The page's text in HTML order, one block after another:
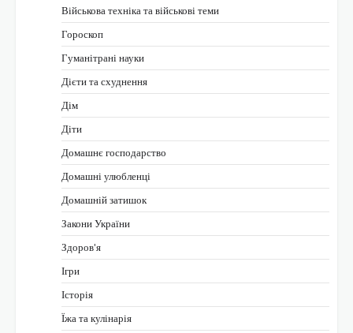
Військова техніка та військові теми
Гороскоп
Гуманітрані науки
Дієти та схуднення
Дім
Діти
Домашнє господарство
Домашні улюбленці
Домашній затишок
Закони України
Здоров'я
Ігри
Історія
Їжа та кулінарія